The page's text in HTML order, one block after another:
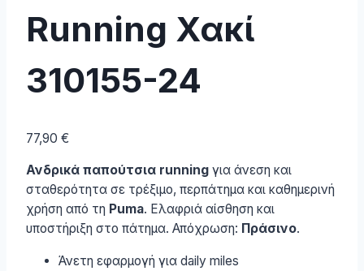
Running Χακί
310155-24
77,90 €
Ανδρικά παπούτσια running για άνεση και
σταθερότητα σε τρέξιμο, περπάτημα και καθημερινή
χρήση από τη Puma. Ελαφριά αίσθηση και
υποστήριξη στο πάτημα. Απόχρωση: Πράσινο.
Άνετη εφαρμογή για daily miles